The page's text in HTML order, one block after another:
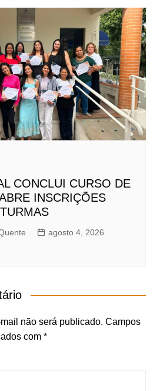
CONCLUI CURSO DE
INSCRIÇÕES
agosto 4, 2026
não será publicado. Campos
com *